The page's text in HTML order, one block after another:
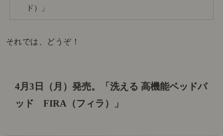
ド）」
それでは、どうぞ！
4月3日（月）発売。
「洗える 高機能ベッドパ
ッド FIRA（フィラ）」